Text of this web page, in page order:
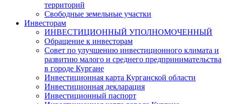
территорий
Свободные земельные участки
Инвесторам
ИНВЕСТИЦИОННЫЙ УПОЛНОМОЧЕННЫЙ
Обращение к инвесторам
Совет по улучшению инвестиционного климата и
развитию малого и среднего предпринимательства
в городе Кургане
Инвестиционная карта Курганской области
Инвестиционная декларация
Инвестиционный паспорт